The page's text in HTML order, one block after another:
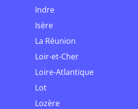
Indre
Isère
La Réunion
Loir-et-Cher
Loire-Atlantique
Lot
Lozère